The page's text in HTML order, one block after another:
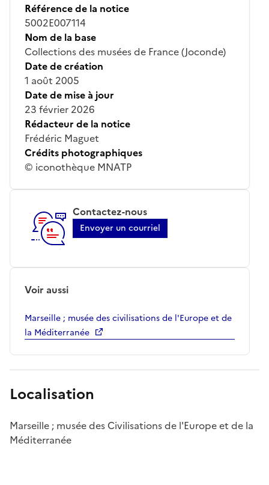
Référence de la notice
5002E007114
Nom de la base
Collections des musées de France (Joconde)
Date de création
1 août 2005
Date de mise à jour
23 février 2026
Rédacteur de la notice
Frédéric Maguet
Crédits photographiques
© iconothèque MNATP
Contactez-nous
Envoyer un courriel
Voir aussi
Marseille ; musée des civilisations de l'Europe et de
la Méditerranée
Localisation
Marseille ; musée des Civilisations de l'Europe et de la
Méditerranée